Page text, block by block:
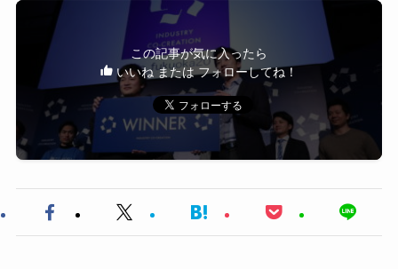
この記事が気に入ったら
いいね または フォローしてね！